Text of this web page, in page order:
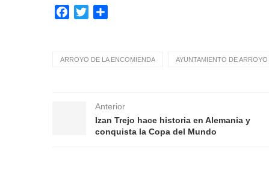
Facebook
Twitter
ARROYO DE LA ENCOMIENDA AYUNTAMIENTO DE
Anterior
Izan Trejo hace historia en Alemania y
conquista la Copa del Mundo